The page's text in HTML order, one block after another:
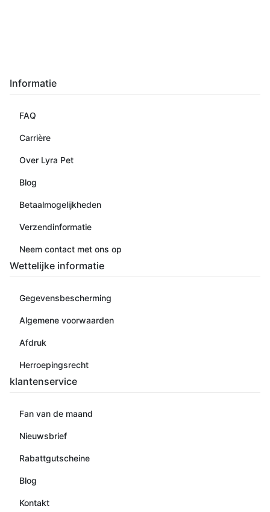
Informatie
FAQ
Carrière
Over Lyra Pet
Blog
Betaalmogelijkheden
Verzendinformatie
Neem contact met ons op
Wettelijke informatie
Gegevensbescherming
Algemene voorwaarden
Afdruk
Herroepingsrecht
klantenservice
Fan van de maand
Nieuwsbrief
Rabattgutscheine
Blog
Kontakt